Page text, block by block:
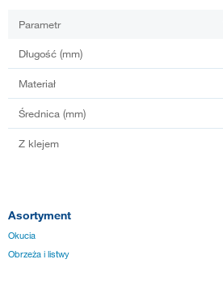
Parametr
Długość (mm)
Materiał
Średnica (mm)
Z klejem
Asortyment
Okucia
Obrzeża i listwy